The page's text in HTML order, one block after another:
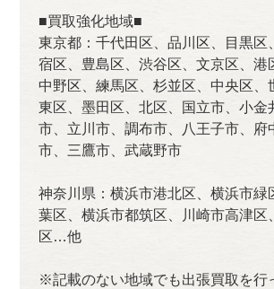
■買取強化地域■
東京都：千代田区、品川区、目黒区
宿区、豊島区、渋谷区、文京区、港
中野区、練馬区、杉並区、中央区、
東区、墨田区、北区、国立市、小金
市、立川市、調布市、八王子市、府
市、三鷹市、武蔵野市
神奈川県：横浜市港北区、横浜市緑
葉区、横浜市都筑区、川崎市高津区
区…他
※記載のない地域でも出張買取を行